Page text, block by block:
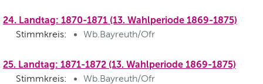
24. Landtag: 1870-1871 (13. Wahlperiode 1869-1875)
Stimmkreis: Wb.Bayreuth/Ofr
25. Landtag: 1871-1872 (13. Wahlperiode 1869-1875)
Stimmkreis: Wb.Bayreuth/Ofr